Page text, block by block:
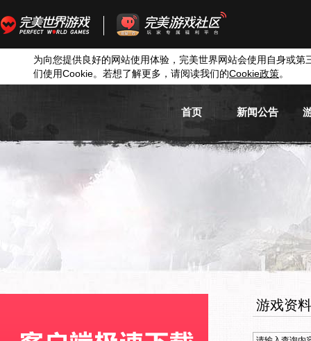
为向您提供良好的网站使用体验，完美世界网站会使用自身或第
们使用Cookie。若想了解更多，请阅读我们的Cookie政策。
首页 新闻公告
游戏新闻
活动信息
游戏资料